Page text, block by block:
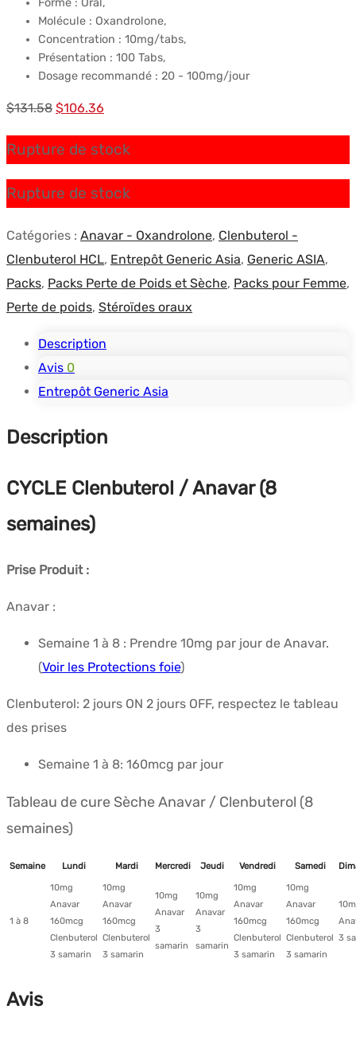
Molécule : Oxandrolone,
Concentration : 10mg/tabs,
Présentation : 100 Tabs,
Dosage recommandé : 20 - 100mg/jour
$131.58 Le
initial
était :
$131.58.
$106.36
actuel
est :
$106.36.
Rupture de stock
Rupture de stock
Catégories : Anavar - Oxandrolone, Clenbuterol -
Clenbuterol HCL, Entrepôt Generic Asia, Generic ASIA,
Packs, Packs Perte de Poids et Sèche, Packs pour Femme,
Perte de poids, Stéroïdes oraux
Description
Avis 0
Entrepôt Generic Asia
Description
CYCLE Clenbuterol / Anavar (8
semaines)
Prise Produit :
Anavar :
Semaine 1 à 8 : Prendre 10mg par jour de Anavar.
(Voir les Protections foie)
Clenbuterol: 2 jours ON 2 jours OFF, respectez le tableau
des prises
Semaine 1 à 8: 160mcg par jour
Tableau de cure Sèche Anavar / Clenbuterol (8
semaines)
Semaine Lundi Mardi Mercredi Jeudi Vendredi Samedi
1 à 8
10mg
Anavar
160mcg
Clenbuterol
3 samarin
10mg
Anavar
160mcg
Clenbuterol
3 samarin
10mg
Anavar
3
samarin
10mg
Anavar
3
samarin
10mg
Anavar
160mcg
Clenbuterol
3 samarin
10mg
Anavar
160mcg
Clenbuterol
3 samarin
3
Avis